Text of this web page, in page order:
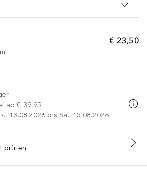
€ 23,50
ab € 39,95
13.08.2026 bis Sa., 15.08.2026
IN DEN WARENKORB
prüfen